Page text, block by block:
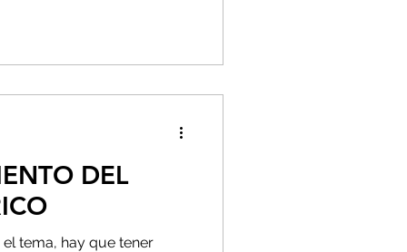
DEL
tema, hay que tener